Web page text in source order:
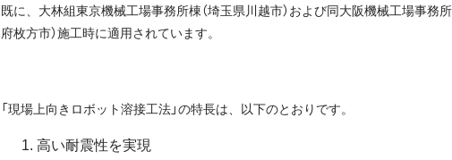
既に、大林組東京機械工場事務所棟（埼玉県川越市）および同大阪機械工場事務所
府枚方市）施工時に適用されています。
「現場上向きロボット溶接工法」の特長は、以下のとおりです。
高い耐震性を実現